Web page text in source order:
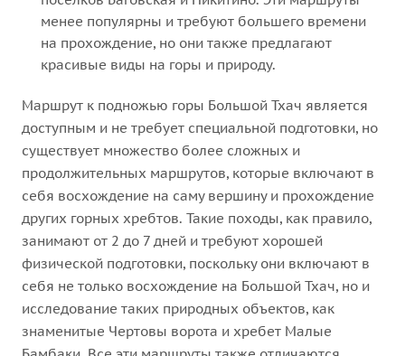
менее популярны и требуют большего времени
на прохождение, но они также предлагают
красивые виды на горы и природу.
Маршрут к подножью горы Большой Тхач является
доступным и не требует специальной подготовки, но
существует множество более сложных и
продолжительных маршрутов, которые включают в
себя восхождение на саму вершину и прохождение
других горных хребтов. Такие походы, как правило,
занимают от 2 до 7 дней и требуют хорошей
физической подготовки, поскольку они включают в
себя не только восхождение на Большой Тхач, но и
исследование таких природных объектов, как
знаменитые Чертовы ворота и хребет Малые